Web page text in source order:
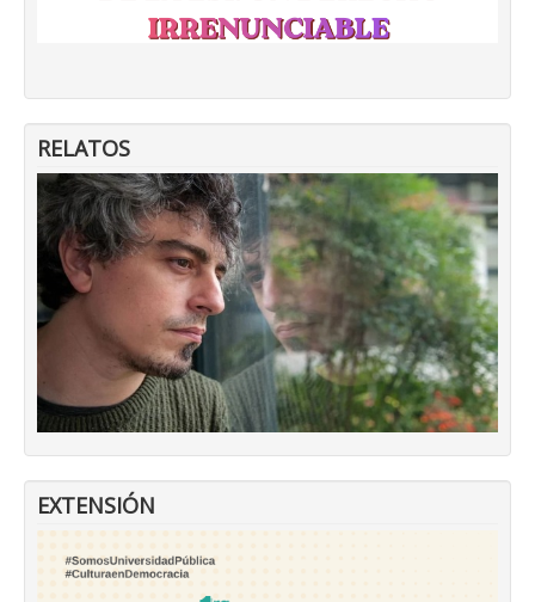
RELATOS
EXTENSIÓN